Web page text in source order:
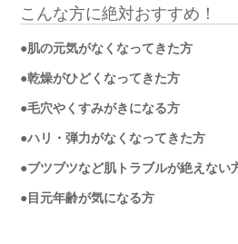
こんな方に絶対おすすめ！
●肌の元気がなくなってきた方
●乾燥がひどくなってきた方
●毛穴やくすみがきになる方
●ハリ・弾力がなくなってきた方
●ブツブツなど肌トラブルが絶えない
●目元年齢が気になる方